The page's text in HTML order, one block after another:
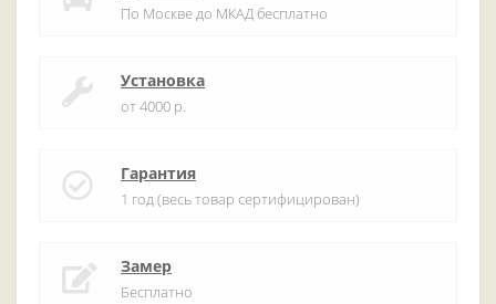
По Москве до МКАД бесплатно
Установка
от 4000 р.
Гарантия
1 год (весь товар сертифицирован)
Замер
Бесплатно